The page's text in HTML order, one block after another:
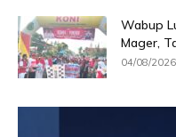
Wabup
Mager,
04/08/2026